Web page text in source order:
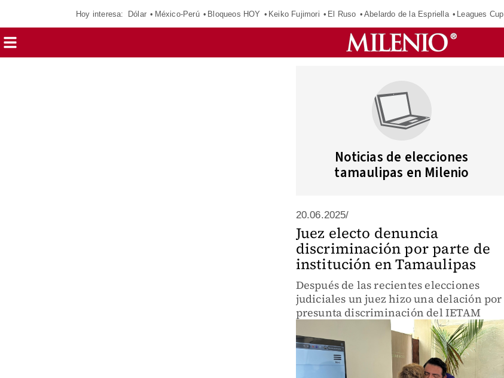
Hoy interesa: Dólar México-Perú Bloqueos HOY Keiko Fujimori El Ruso Abelardo de la Espriella Leagues Cup
Noticias de elecciones
tamaulipas en Milenio
20.06.2025/
Juez electo denuncia
discriminación por parte de
institución en Tamaulipas
Después de las recientes elecciones
judiciales un juez hizo una delación por
presunta discriminación del IETAM